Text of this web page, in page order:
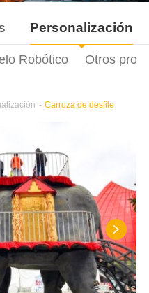
Personalización
Robótico Otros
- Carroza de desfile